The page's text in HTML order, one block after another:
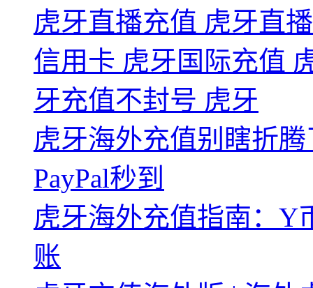
虎牙直播充值 虎牙直
信用卡 虎牙国际充值
牙充值不封号 虎牙
虎牙海外充值别瞎折
PayPal秒到
虎牙海外充值指南：Y
账